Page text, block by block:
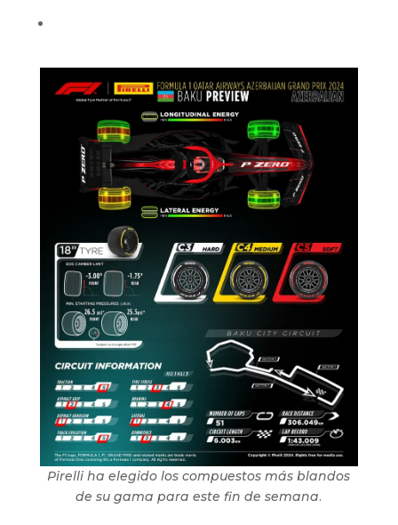
Pirelli ha elegido los compuestos más blandos
de su gama para este fin de semana.